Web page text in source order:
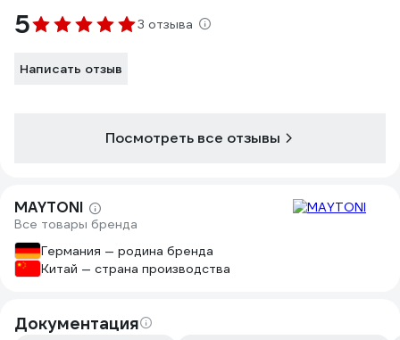
5 3 отзыва
Написать отзыв
Посмотреть все отзывы
MAYTONI
Все товары бренда
Германия — родина бренда
Китай — страна производства
Документация